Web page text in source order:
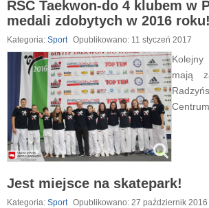
RSC Taekwon-do 4 klubem w
medali zdobytych w 2016
Kategoria: Sport Opublikowano: 11 styczeń 2017
Kolejny
mają
Jest miejsce na skatepark!
Kategoria: Sport Opublikowano: 27 październik 2016